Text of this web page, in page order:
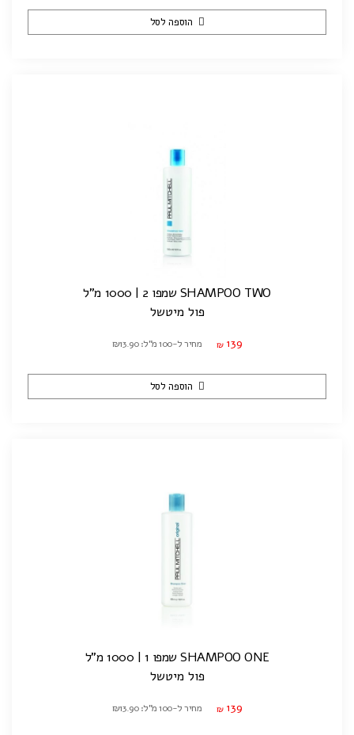
הוספה לסל
SHAMPOO TWO שמפו 2 | 1000 מ"ל
פול מיטשל
₪ 139 מחיר ל-100 מ"ל: ₪13.90
הוספה לסל
SHAMPOO ONE שמפו 1 | 1000 מ"ל
פול מיטשל
₪ 139 מחיר ל-100 מ"ל: ₪13.90